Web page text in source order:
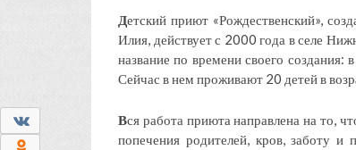
Детский приют «Рождественский»,
Илия, действует с 2000 года в селе
название по времени своего
Сейчас в нем проживают 20 детей в
Вся работа приюта направлена на то,
попечения родителей, кров, заботу и